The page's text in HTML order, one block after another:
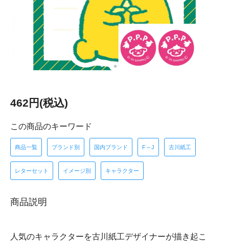
462円(税込)
この商品のキーワード
商品一覧 ブランド別 国内ブランド F～J 古川紙工
レターセット イメージ別 キャラクター
商品説明
人気のキャラクターを古川紙工デザイナーが描き起こ